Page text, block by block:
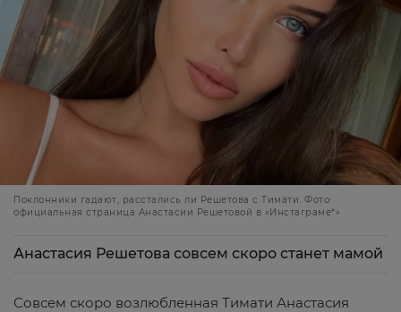
Поклонники гадают, расстались ли Решетова с Тимати. Фото:
официальная страница Анастасии Решетовой в «Инстаграме*»
Анастасия Решетова совсем скоро станет мамой
Совсем скоро возлюбленная Тимати Анастасия